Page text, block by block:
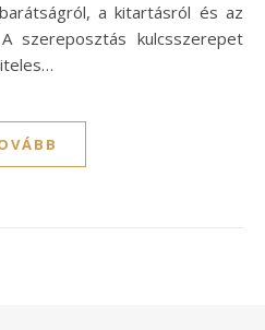
a kitartásról és az
szereposztás kulcsszerepet